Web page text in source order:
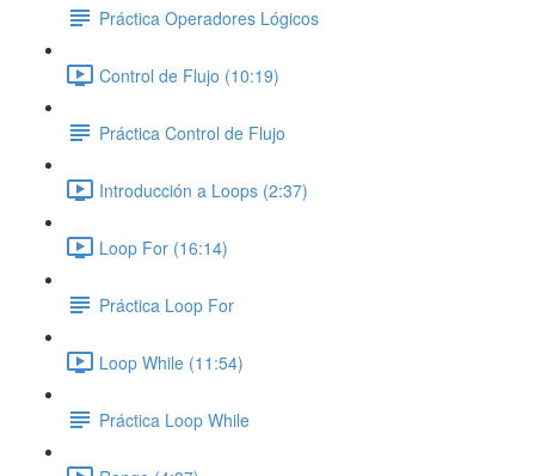
Práctica Operadores Lógicos
Control de Flujo (10:19)
Práctica Control de Flujo
Introducción a Loops (2:37)
Loop For (16:14)
Práctica Loop For
Loop While (11:54)
Práctica Loop While